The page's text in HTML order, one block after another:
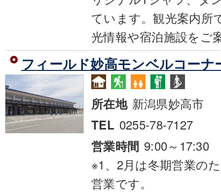
ています。観光案内所
光情報や宿泊施設をご
フィールド妙高モンベルコーナ
所在地 新潟県妙高市
TEL 0255-78-7127
営業時間 9:00～17:30
※1、2月は冬期営業の
営業です。